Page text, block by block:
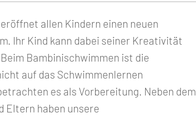
allen Kindern einen neuen
Ihr Kind kann dabei seiner Kreativität
Bambinischwimmen ist die
auf das Schwimmenlernen
es als Vorbereitung. Neben dem
Eltern haben unsere